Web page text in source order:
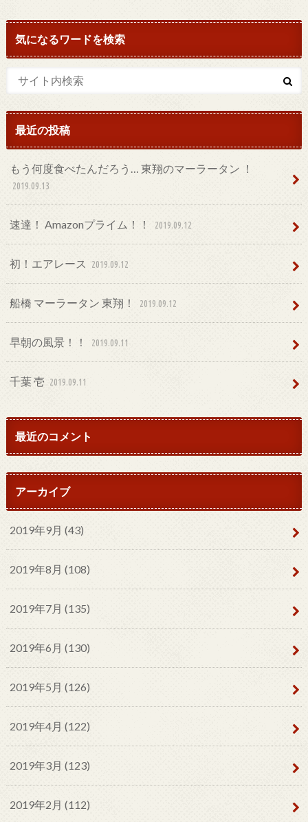
気になるワードを検索
最近の投稿
もう何度食べたんだろう… 東翔のマーラータン ！
2019.09.13
速達！ Amazonプライム！！ 2019.09.12
初！エアレース 2019.09.12
船橋 マーラータン 東翔！ 2019.09.12
早朝の風景！！ 2019.09.11
千葉 壱 2019.09.11
最近のコメント
アーカイブ
2019年9月 (43)
2019年8月 (108)
2019年7月 (135)
2019年6月 (130)
2019年5月 (126)
2019年4月 (122)
2019年3月 (123)
2019年2月 (112)